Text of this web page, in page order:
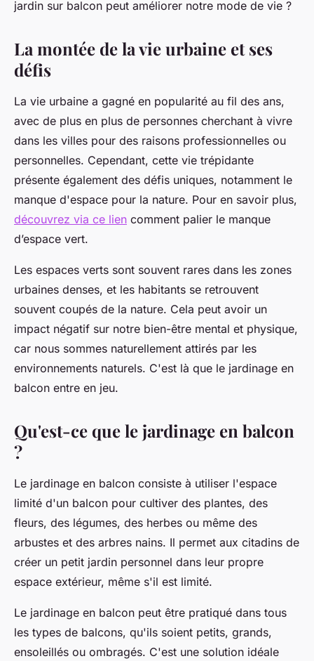
jardin sur balcon peut améliorer notre mode de vie ?
La montée de la vie urbaine et ses
défis
La vie urbaine a gagné en popularité au fil des ans,
avec de plus en plus de personnes cherchant à vivre
dans les villes pour des raisons professionnelles ou
personnelles. Cependant, cette vie trépidante
présente également des défis uniques, notamment le
manque d'espace pour la nature. Pour en savoir plus,
découvrez via ce lien comment palier le manque
d’espace vert.
Les espaces verts sont souvent rares dans les zones
urbaines denses, et les habitants se retrouvent
souvent coupés de la nature. Cela peut avoir un
impact négatif sur notre bien-être mental et physique,
car nous sommes naturellement attirés par les
environnements naturels. C'est là que le jardinage en
balcon entre en jeu.
Qu'est-ce que le jardinage en balcon
?
Le jardinage en balcon consiste à utiliser l'espace
limité d'un balcon pour cultiver des plantes, des
fleurs, des légumes, des herbes ou même des
arbustes et des arbres nains. Il permet aux citadins de
créer un petit jardin personnel dans leur propre
espace extérieur, même s'il est limité.
Le jardinage en balcon peut être pratiqué dans tous
les types de balcons, qu'ils soient petits, grands,
ensoleillés ou ombragés. C'est une solution idéale